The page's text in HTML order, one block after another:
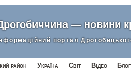
— новини
портал
район Україна Світ Відео